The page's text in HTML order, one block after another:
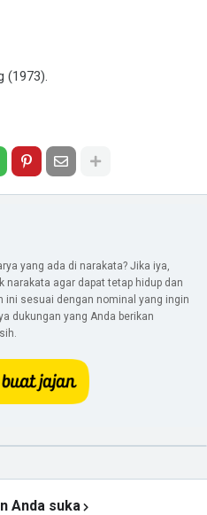
(1973).
yang ada di narakata? Jika iya,
narakata agar dapat tetap hidup dan
ini sesuai dengan nominal yang ingin
dukungan yang Anda berikan
Anda suka